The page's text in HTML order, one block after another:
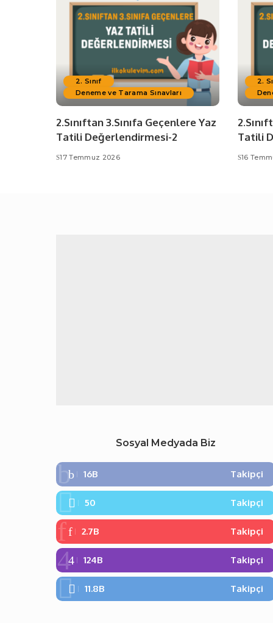
2. Sınıf
Deneme ve Tarama Sınavları
2.Sınıftan 3.Sınıfa Geçenlere Yaz
Tatili Değerlendirmesi-2
17 Temmuz 2026
2.
Tatili
16
Sosyal Medyada Biz
16B Takipçi
50 Takipçi
2.7B Takipçi
124B Takipçi
11.8B Takipçi